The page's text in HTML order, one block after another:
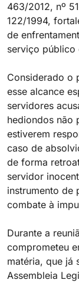
463/2012, nº
122/1994,
de
serviço público
Considerado o
esse alcance
servidores
hediondos não
estiverem
caso de
de forma
servidor
instrumento de
combate à
Durante a
comprometeu
matéria, que já
Assembleia